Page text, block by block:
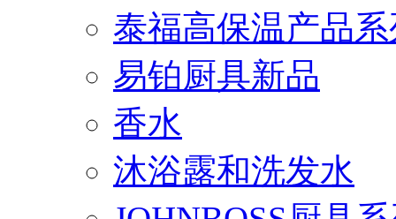
泰福高保温产品
易铂厨具新品
香水
沐浴露和洗发水